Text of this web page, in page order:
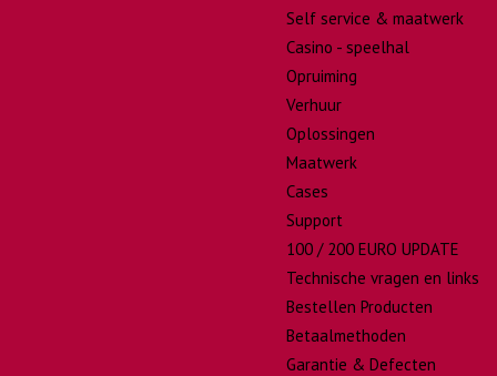
Self service & maatwerk
Casino - speelhal
Opruiming
Verhuur
Oplossingen
Maatwerk
Cases
Support
100 / 200 EURO UPDATE
Technische vragen en links
Bestellen Producten
Betaalmethoden
Garantie & Defecten